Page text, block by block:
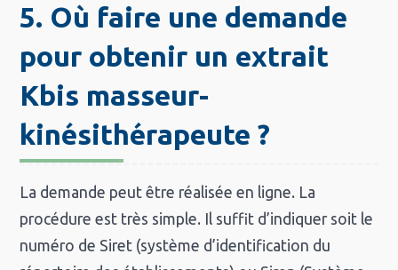
5. Où faire une demande
pour obtenir un extrait
Kbis masseur-
kinésithérapeute ?
La demande peut être réalisée en ligne. La
procédure est très simple. Il suffit d’indiquer soit le
numéro de Siret (système d’identification du